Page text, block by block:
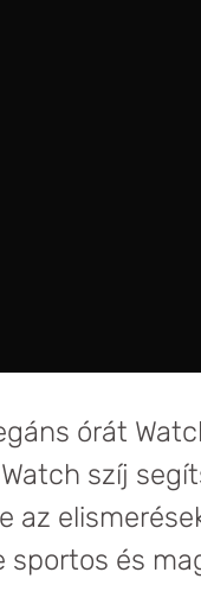
órát
szíj
az
sportos és